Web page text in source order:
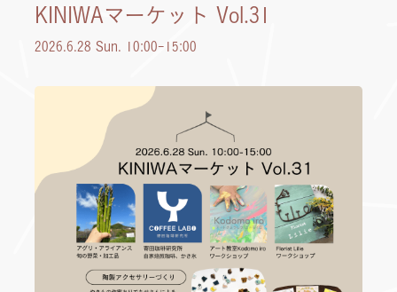
KINIWAマーケット Vol.31
2026.6.28 Sun. 10:00-15:00